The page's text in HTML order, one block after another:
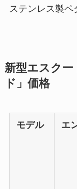
ステンレス製ペ
新型エスクー
ド」価格
モデル エ